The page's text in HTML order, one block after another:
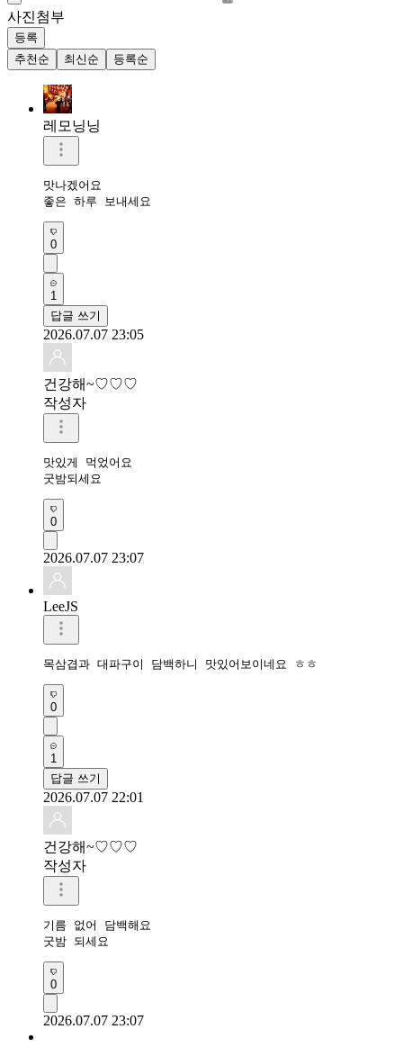
사진첨부
등록
추천순
최신순 등록순
레모닝닝
맛나겠어요
좋은 하루 보내세요
0
1
답글 쓰기
2026.07.07 23:05
건강해~♡♡♡
작성자
맛있게 먹었어요
굿밤되세요
0
2026.07.07 23:07
LeeJS
목삼겹과 대파구이 담백하니 맛있어보이네요 ㅎㅎ
0
1
답글 쓰기
2026.07.07 22:01
건강해~♡♡♡
작성자
기름 없어 담백해요
굿밤 되세요
0
2026.07.07 23:07